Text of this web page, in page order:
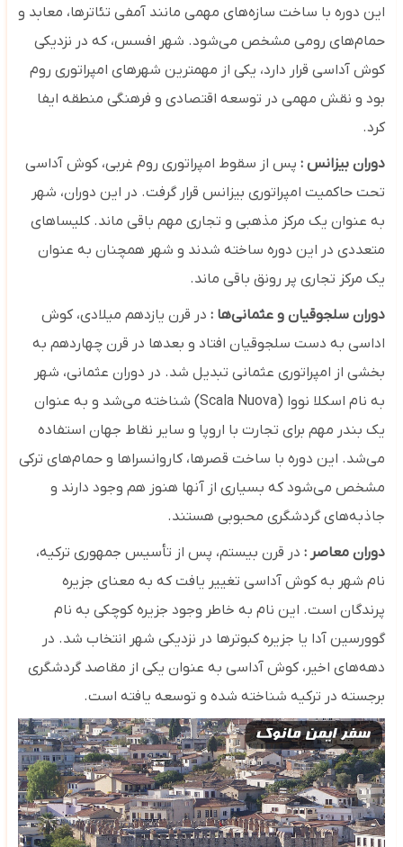
این دوره با ساخت سازه‌های مهمی مانند آمفی ‌تئاترها، معابد و
حمام‌های رومی مشخص می‌شود. شهر افسس، که در نزدیکی
کوش آداسی قرار دارد، یکی از مهمترین شهرهای امپراتوری روم
بود و نقش مهمی در توسعه اقتصادی و فرهنگی منطقه ایفا
کرد.
دوران بیزانس :پس از سقوط امپراتوری روم غربی، کوش آداسی
تحت حاکمیت امپراتوری بیزانس قرار گرفت. در این دوران، شهر
به عنوان یک مرکز مذهبی و تجاری مهم باقی ماند. کلیساهای
متعددی در این دوره ساخته شدند و شهر همچنان به عنوان
یک مرکز تجاری پر رونق باقی ماند.
دوران سلجوقیان و عثمانی‌ها : در قرن یازدهم میلادی، کوش
اداسی به دست سلجوقیان افتاد و بعدها در قرن چهاردهم به
بخشی از امپراتوری عثمانی تبدیل شد. در دوران عثمانی، شهر
به نام اسکلا نووا (Scala Nuova) شناخته می‌شد و به عنوان
یک بندر مهم برای تجارت با اروپا و سایر نقاط جهان استفاده
می‌شد. این دوره با ساخت قصرها، کاروانسراها و حمام‌های ترکی
مشخص می‌شود که بسیاری از آنها هنوز هم وجود دارند و
جاذبه‌های گردشگری محبوبی هستند.
دوران معاصر : در قرن بیستم، پس از تأسیس جمهوری ترکیه،
نام شهر به کوش آداسی تغییر یافت که به معنای جزیره
پرندگان است. این نام به خاطر وجود جزیره کوچکی به نام
گوورسین آدا یا جزیره کبوترها در نزدیکی شهر انتخاب شد. در
دهه‌های اخیر، کوش آداسی به عنوان یکی از مقاصد گردشگری
برجسته در ترکیه شناخته شده و توسعه یافته است.